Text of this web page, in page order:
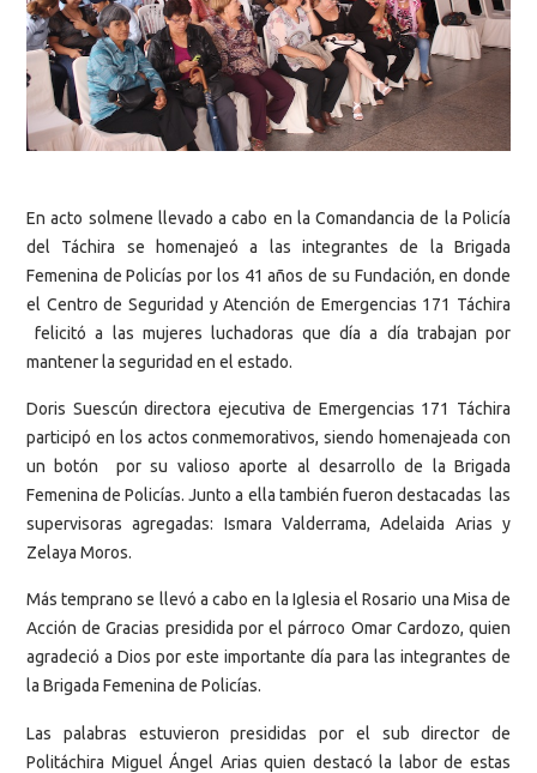
En acto solmene llevado a cabo en la Comandancia de la Policía
del Táchira se homenajeó a las integrantes de la Brigada
Femenina de Policías por los 41 años de su Fundación, en donde
el Centro de Seguridad y Atención de Emergencias 171 Táchira
felicitó a las mujeres luchadoras que día a día trabajan por
mantener la seguridad en el estado.
Doris Suescún directora ejecutiva de Emergencias 171 Táchira
participó en los actos conmemorativos, siendo homenajeada con
un botón por su valioso aporte al desarrollo de la Brigada
Femenina de Policías. Junto a ella también fueron destacadas las
supervisoras agregadas: Ismara Valderrama, Adelaida Arias y
Zelaya Moros.
Más temprano se llevó a cabo en la Iglesia el Rosario una Misa de
Acción de Gracias presidida por el párroco Omar Cardozo, quien
agradeció a Dios por este importante día para las integrantes de
la Brigada Femenina de Policías.
Las palabras estuvieron presididas por el sub director de
Politáchira Miguel Ángel Arias quien destacó la labor de estas